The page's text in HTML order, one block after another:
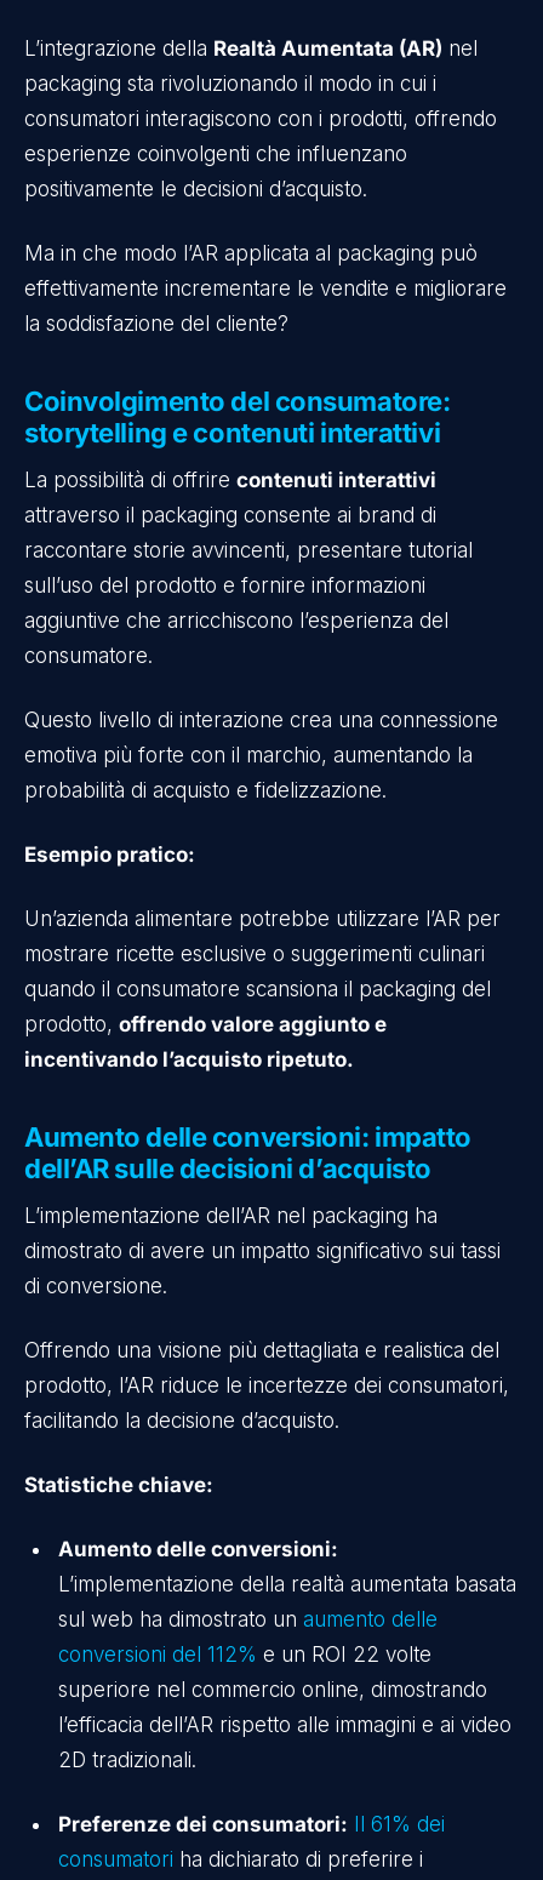
L’integrazione della Realtà Aumentata (AR) nel
packaging sta rivoluzionando il modo in cui i
consumatori interagiscono con i prodotti, offrendo
esperienze coinvolgenti che influenzano
positivamente le decisioni d’acquisto.
Ma in che modo l’AR applicata al packaging può
effettivamente incrementare le vendite e migliorare
la soddisfazione del cliente?
Coinvolgimento del consumatore:
storytelling e contenuti interattivi
La possibilità di offrire contenuti interattivi
attraverso il packaging consente ai brand di
raccontare storie avvincenti, presentare tutorial
sull’uso del prodotto e fornire informazioni
aggiuntive che arricchiscono l’esperienza del
consumatore.
Questo livello di interazione crea una connessione
emotiva più forte con il marchio, aumentando la
probabilità di acquisto e fidelizzazione.
Esempio pratico:
Un’azienda alimentare potrebbe utilizzare l’AR per
mostrare ricette esclusive o suggerimenti culinari
quando il consumatore scansiona il packaging del
prodotto, offrendo valore aggiunto e
incentivando l’acquisto ripetuto.
Aumento delle conversioni: impatto
dell’AR sulle decisioni d’acquisto
L’implementazione dell’AR nel packaging ha
dimostrato di avere un impatto significativo sui tassi
di conversione.
Offrendo una visione più dettagliata e realistica del
prodotto, l’AR riduce le incertezze dei consumatori,
facilitando la decisione d’acquisto.
Statistiche chiave:
Aumento delle conversioni:
L’implementazione della realtà aumentata basata
sul web ha dimostrato un aumento delle
conversioni del 112% e un ROI 22 volte
superiore nel commercio online, dimostrando
l’efficacia dell’AR rispetto alle immagini e ai video
2D tradizionali.
Preferenze dei consumatori: Il 61% dei
consumatori ha dichiarato di preferire i